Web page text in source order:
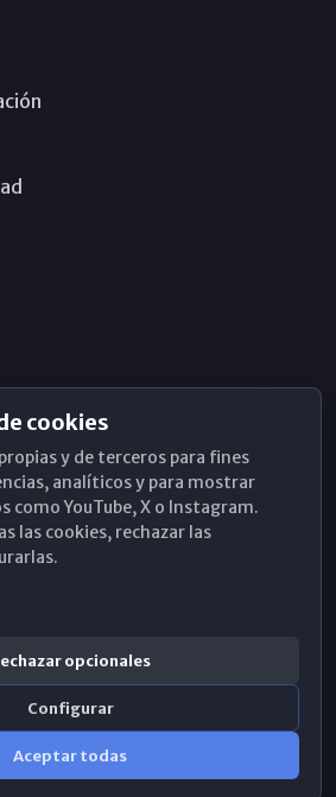
cookies
y de terceros para fines
analíticos y para mostrar
como YouTube, X o Instagram.
las cookies, rechazar las
opcionales
Configurar
Aceptar todas